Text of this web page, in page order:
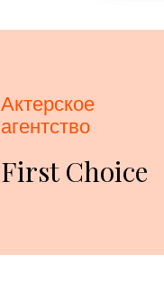
Актерское
агентство
First Choice